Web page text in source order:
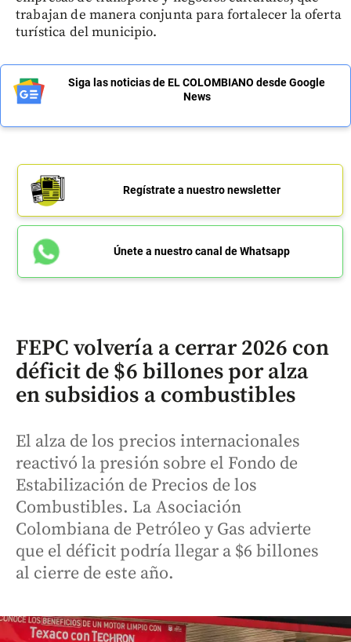
trabajan de manera conjunta para fortalecer la oferta
turística del municipio.
Siga las noticias de EL COLOMBIANO desde Google
News
Regístrate a nuestro newsletter
Únete a nuestro canal de Whatsapp
FEPC volvería a cerrar 2026 con
déficit de $6 billones por alza
en subsidios a combustibles
El alza de los precios internacionales
reactivó la presión sobre el Fondo de
Estabilización de Precios de los
Combustibles. La Asociación
Colombiana de Petróleo y Gas advierte
que el déficit podría llegar a $6 billones
al cierre de este año.